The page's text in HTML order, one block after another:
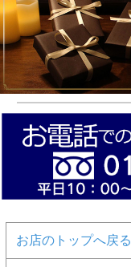
お店のトップへ戻る